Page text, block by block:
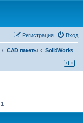
Вход
Регистрация
CAD пакеты SolidWorks
1